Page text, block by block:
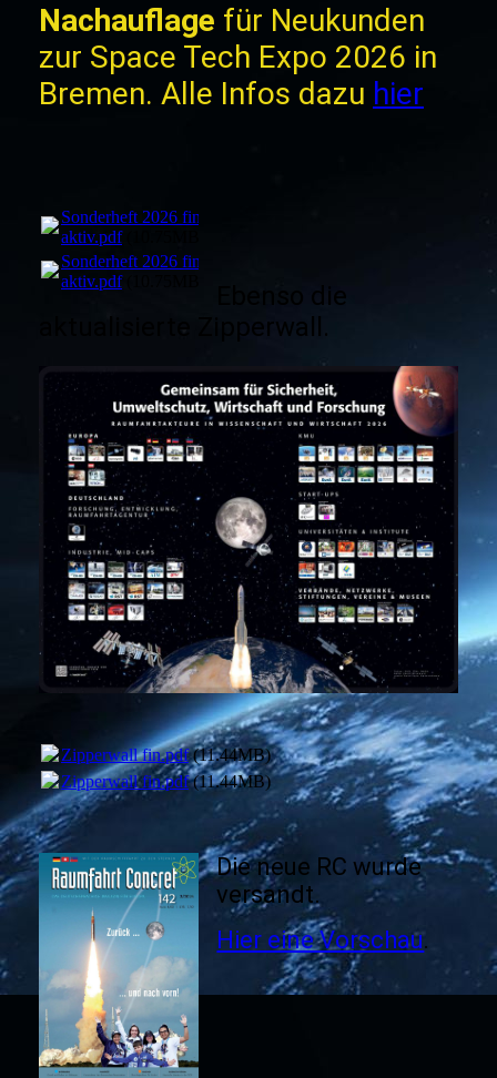
Nachauflage für Neukunden
zur Space Tech Expo 2026 in
Bremen. Alle Infos dazu hier
Sonderheft 2026 fin
aktiv.pdf(10.75MB)
Sonderheft 2026 fin
aktiv.pdf(10.75MB)
Ebenso die
aktualisierte Zipperwall.
Zipperwall fin.pdf(11.44MB)
Zipperwall fin.pdf(11.44MB)
Die neue RC wurde
versandt.
Hier eine Vorschau.